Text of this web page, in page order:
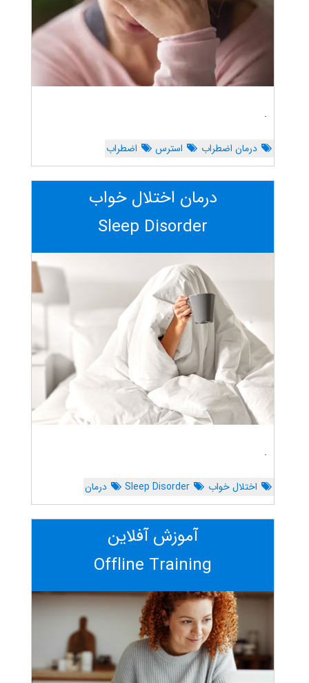
.
درمان اضطراب استرس اضطراب
درمان اختلال خواب
Sleep Disorder
.
اختلال خواب Sleep Disorder درمان
آموزش آفلاین
Offline Training